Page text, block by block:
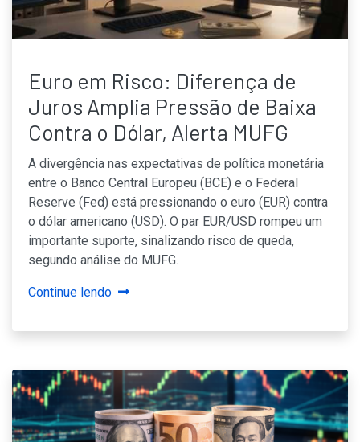
Euro em Risco: Diferença de
Juros Amplia Pressão de Baixa
Contra o Dólar, Alerta MUFG
A divergência nas expectativas de política monetária
entre o Banco Central Europeu (BCE) e o Federal
Reserve (Fed) está pressionando o euro (EUR) contra
o dólar americano (USD). O par EUR/USD rompeu um
importante suporte, sinalizando risco de queda,
segundo análise do MUFG.
Continue lendo